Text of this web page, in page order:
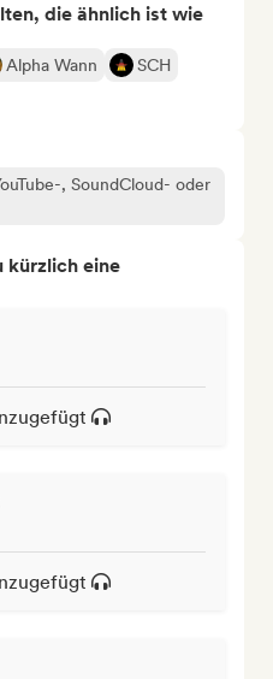
die ähnlich ist wie
Alpha Wann
SCH
, SoundCloud- oder
kürzlich eine